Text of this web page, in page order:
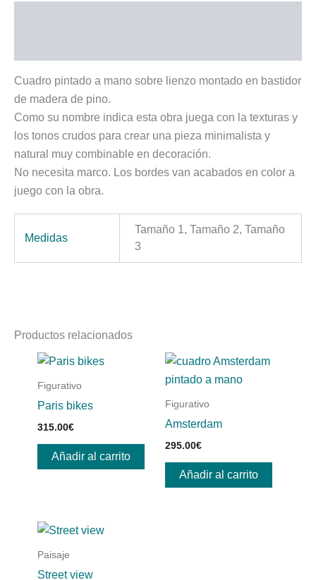
Cuadro pintado a mano sobre lienzo montado en bastidor
de madera de pino.
Como su nombre indica esta obra juega con la texturas y
los tonos crudos para crear una pieza minimalista y
natural muy combinable en decoración.
No necesita marco. Los bordes van acabados en color a
juego con la obra.
Medidas
Tamaño 1, Tamaño 2, Tamaño
3
Productos relacionados
Figurativo
Paris bikes
315.00€
Añadir al carrito
Figurativo
Amsterdam
295.00€
Añadir al carrito
Paisaje
Street view